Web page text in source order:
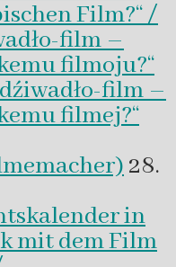
Film?“ /
film –
filmoju?“
film –
filmej?“
28.
in
mit dem Film